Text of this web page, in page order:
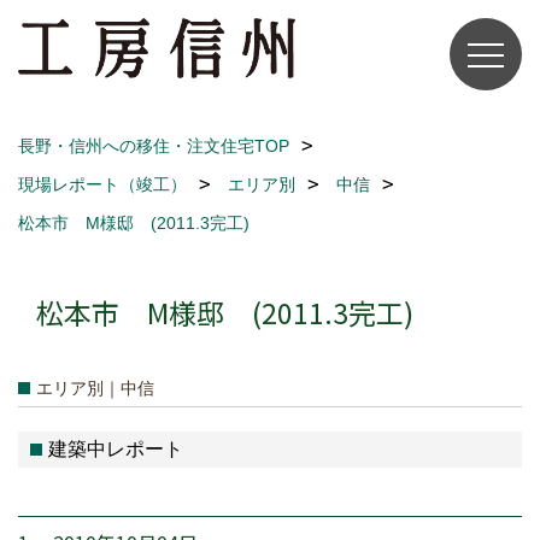
長野・信州への移住・注文住宅TOP
現場レポート（竣工）
エリア別
中信
松本市 M様邸 (2011.3完工)
松本市 M様邸 (2011.3完工)
エリア別｜中信
建築中レポート